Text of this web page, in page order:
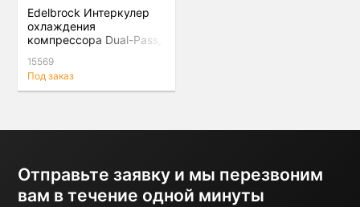
Edelbrock Интеркулер
охлаждения
компрессора Dual-Pass,
15569
Под заказ
Отправьте заявку и мы перезвоним
вам в течение одной минуты